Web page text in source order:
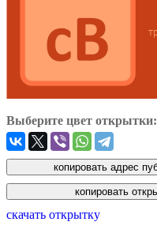
Выберите цвет открытки:
скачать открытку